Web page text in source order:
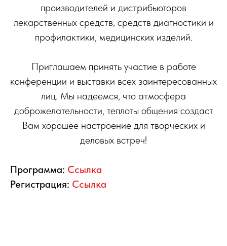
производителей и дистрибьюторов
лекарственных средств, средств диагностики и
профилактики, медицинских изделий.
Приглашаем принять участие в работе
конференции и выставки всех заинтересованных
лиц. Мы надеемся, что атмосфера
доброжелательности, теплоты общения создаст
Вам хорошее настроение для творческих и
деловых встреч!
Программа: Ссылка
Регистрация: Ссылка